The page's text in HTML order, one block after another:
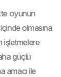
oyunun
olmasına
işletmelere
güçlü
amacı ile